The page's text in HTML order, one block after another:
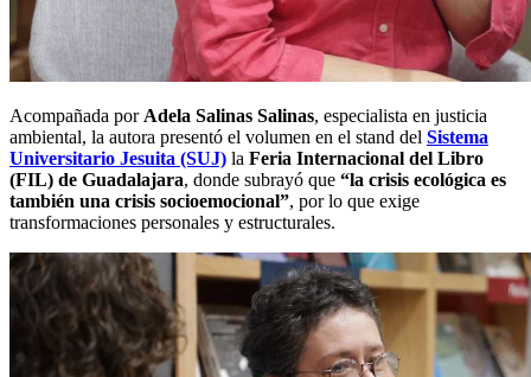
Acompañada por Adela Salinas Salinas, especialista en justicia
ambiental, la autora presentó el volumen en el stand del Sistema
Universitario Jesuita (SUJ) la Feria Internacional del Libro
(FIL) de Guadalajara, donde subrayó que “la crisis ecológica es
también una crisis socioemocional”, por lo que exige
transformaciones personales y estructurales.